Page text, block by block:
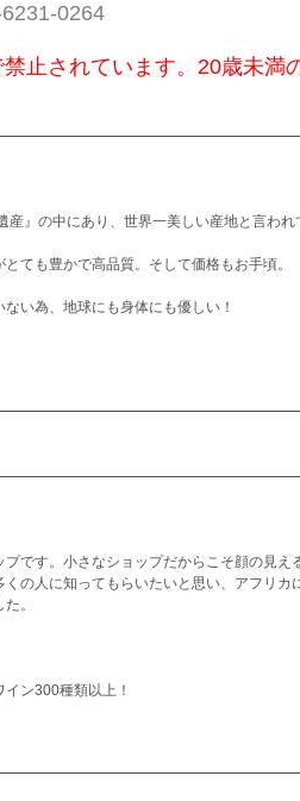
0264
止されています。20歳未満
』の中にあり、世界一美しい産地と言われ
ても豊かで高品質。そして価格もお手頃。
い為、地球にも身体にも優しい！
です。小さなショップだからこそ顔の見え
の人に知ってもらいたいと思い、アフリ
。
ン300種類以上！